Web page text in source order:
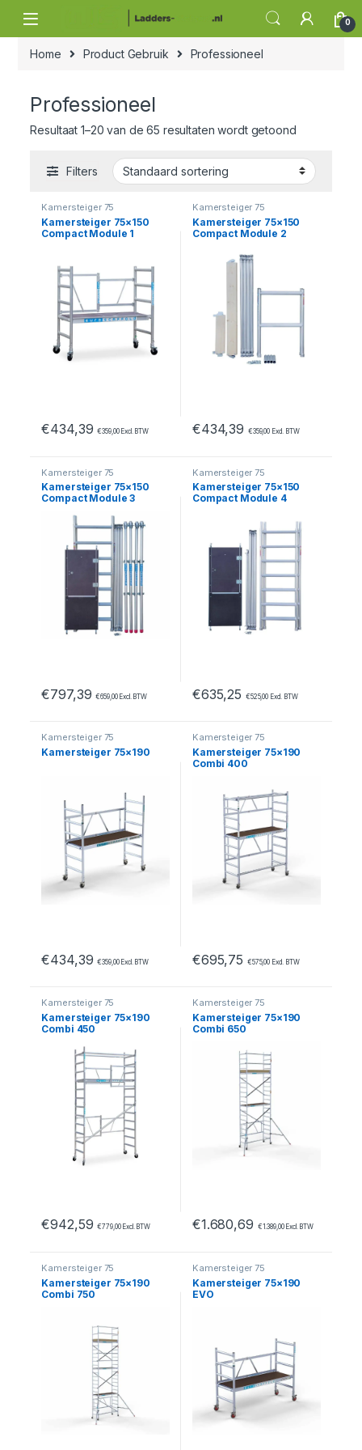
0
Home Product Gebruik Professioneel
Professioneel
Resultaat 1–20 van de 65 resultaten wordt getoond
Filters
Kamersteiger 75
Kamersteiger 75×150
Compact Module 1
€434,39 €359,00Excl. BTW
Kamersteiger 75
Kamersteiger 75×150
Compact Module 2
€434,39 €359,00Excl. BTW
Kamersteiger 75
Kamersteiger 75×150
Compact Module 3
€797,39 €659,00Excl. BTW
Kamersteiger 75
Kamersteiger 75×150
Compact Module 4
€635,25 €525,00Excl. BTW
Kamersteiger 75
Kamersteiger 75×190
€434,39 €359,00Excl. BTW
Kamersteiger 75
Kamersteiger 75×190
Combi 400
€695,75 €575,00Excl. BTW
Kamersteiger 75
Kamersteiger 75×190
Combi 450
€942,59 €779,00Excl. BTW
Kamersteiger 75
Kamersteiger 75×190
Combi 650
€1.680,69 €1.389,00Excl. BTW
Kamersteiger 75
Kamersteiger 75×190
Combi 750
Kamersteiger 75
Kamersteiger 75×190
EVO